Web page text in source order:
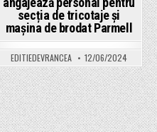
secția de tricotaje și
mașina de brodat Parmell
EDITIEDEVRANCEA 12/06/2024